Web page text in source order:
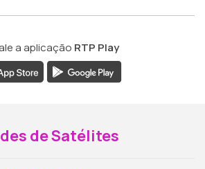
a aplicação RTP Play
de Satélites